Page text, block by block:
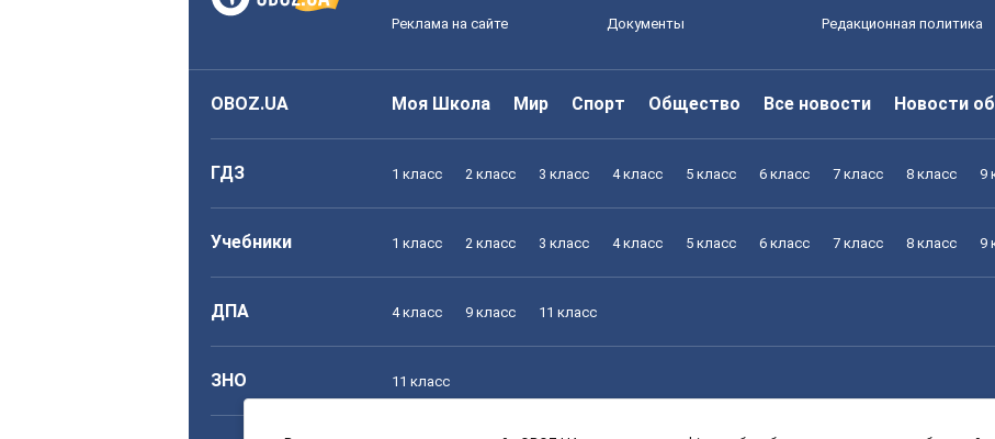
Реклама на сайте Документы Редакционная политика
OBOZ.UA Моя Школа Мир Спорт Общество Все новости Новости
ГДЗ 1 класс 2 класс 3 класс 4 класс 5 класс 6 класс 7 класс 8 класс 9
Учебники 1 класс 2 класс 3 класс 4 класс 5 класс 6 класс 7 класс 8 класс 9
ДПА 4 класс 9 класс 11 класс
ЗНО 11 класс